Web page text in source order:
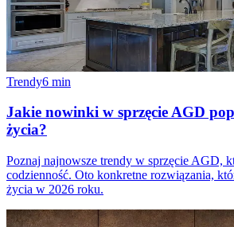
Trendy6 min
Jakie nowinki w sprzęcie AGD
życia?
Poznaj najnowsze trendy w sprzęcie AGD,
codzienność. Oto konkretne rozwiązania,
życia w 2026 roku.